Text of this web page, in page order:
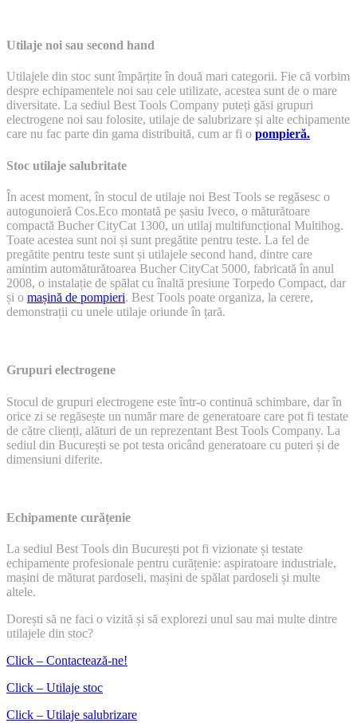
Utilaje noi sau second hand
Utilajele din stoc sunt împărțite în două mari categorii. Fie că vorbim
despre echipamentele noi sau cele utilizate, acestea sunt de o mare
diversitate. La sediul Best Tools Company puteți găsi grupuri
electrogene noi sau folosite, utilaje de salubrizare și alte echipamente
care nu fac parte din gama distribuită, cum ar fi o pompieră.
Stoc utilaje salubritate
În acest moment, în stocul de utilaje noi Best Tools se regăsesc o
autogunoieră Cos.Eco montată pe șasiu Iveco, o măturătoare
compactă Bucher CityCat 1300, un utilaj multifuncțional Multihog.
Toate acestea sunt noi și sunt pregătite pentru teste. La fel de
pregătite pentru teste sunt și utilajele second hand, dintre care
amintim automăturătoarea Bucher CityCat 5000, fabricată în anul
2008, o instalație de spălat cu înaltă presiune Torpedo Compact, dar
și o mașină de pompieri. Best Tools poate organiza, la cerere,
demonstrații cu unele utilaje oriunde în țară.
Grupuri electrogene
Stocul de grupuri electrogene este într-o continuă schimbare, dar în
orice zi se regăsește un număr mare de generatoare care pot fi testate
de către clienți, alături de un reprezentant Best Tools Company. La
sediul din București se pot testa oricând generatoare cu puteri și de
dimensiuni diferite.
Echipamente curățenie
La sediul Best Tools din București pot fi vizionate și testate
echipamente profesionale pentru curățenie: aspiratoare industriale,
mașini de măturat pardoseli, mașini de spălat pardoseli și multe
altele.
Dorești să ne faci o vizită și să explorezi unul sau mai multe dintre
utilajele din stoc?
Click – Contactează-ne!
Click – Utilaje stoc
Click – Utilaje salubrizare